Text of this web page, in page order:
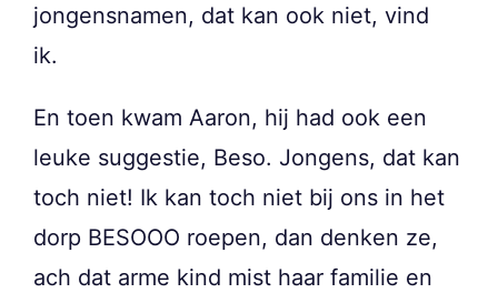
jongensnamen, dat kan ook niet, vind
ik.
En toen kwam Aaron, hij had ook een
leuke suggestie, Beso. Jongens, dat kan
toch niet! Ik kan toch niet bij ons in het
dorp BESOOO roepen, dan denken ze,
ach dat arme kind mist haar familie en